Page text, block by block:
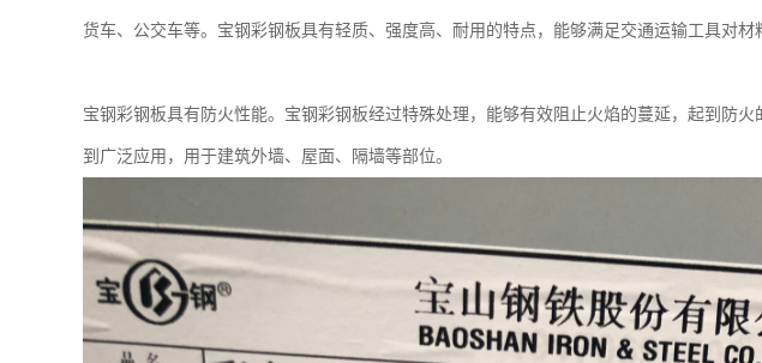
货车、公交车等。宝钢彩钢板具有轻质、强度高、耐用的特点，能够满足交通运输工具对材